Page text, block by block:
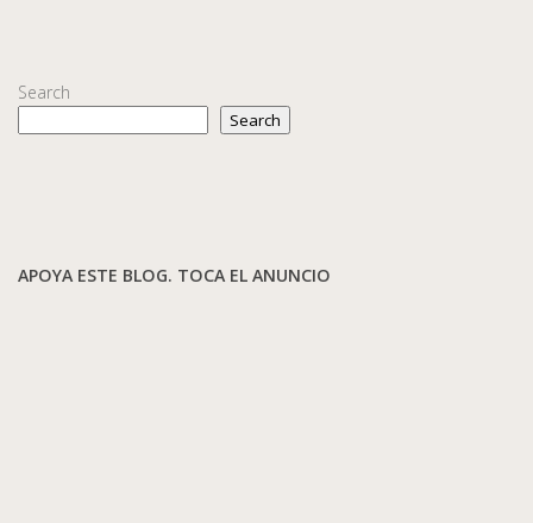
Search
Search
APOYA ESTE BLOG. TOCA EL ANUNCIO